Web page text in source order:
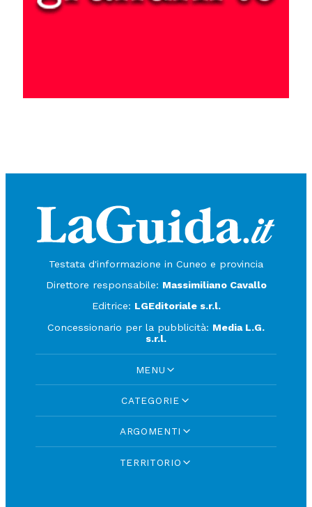
Testata d'informazione in Cuneo e provincia
Direttore responsabile: Massimiliano Cavallo
Editrice: LGEditoriale s.r.l.
Concessionario per la pubblicità: Media L.G.
s.r.l.
MENU
CATEGORIE
ARGOMENTI
TERRITORIO